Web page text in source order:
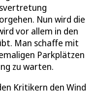
Nun wird die
vor allem in den
Man schaffe mit
Parkplätzen
zu warten.
Kritikern den Wind